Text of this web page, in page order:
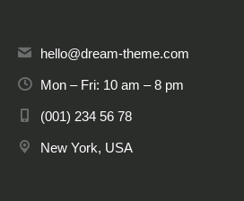
hello@dream-theme.com
Mon – Fri: 10 am – 8 pm
(001) 234 56 78
New York, USA